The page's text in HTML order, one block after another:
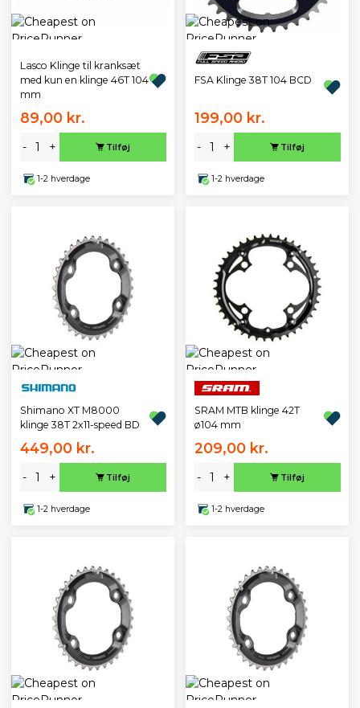
Lasco Klinge til kranksæt
med kun en klinge 46T 104
mm
89,00 kr.
- + Tilføj
1-2 hverdage
FSA Klinge 38T 104 BCD
199,00 kr.
- + Tilføj
1-2 hverdage
Shimano XT M8000
klinge 38T 2x11-speed BD
449,00 kr.
- + Tilføj
1-2 hverdage
SRAM MTB klinge 42T
ø104 mm
209,00 kr.
- + Tilføj
1-2 hverdage